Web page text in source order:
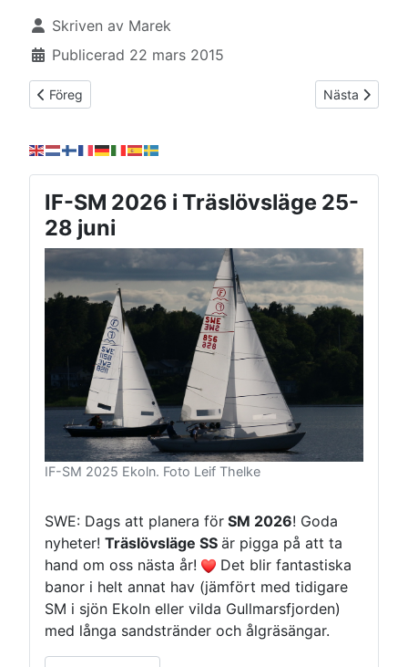
Uppgifter
Skriven av Marek
Publicerad 22 mars 2015
Föregående artikel: Utländska klassförbund
Föreg Nästa artikel:
Nästa
IF-SM 2026 i Träslövsläge 25-
28 juni
IF-SM 2025 Ekoln. Foto Leif Thelke
SWE: Dags att planera för SM 2026! Goda
nyheter! Träslövsläge SS är pigga på att ta
hand om oss nästa år!
Det blir fantastiska
banor i helt annat hav (jämfört med tidigare
SM i sjön Ekoln eller vilda Gullmarsfjorden)
med långa sandstränder och ålgräsängar.